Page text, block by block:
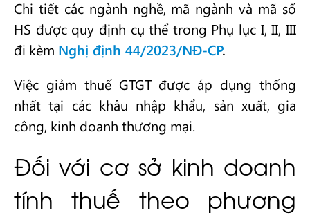
Chi tiết các ngành nghề, mã ngành và mã số
HS được quy định cụ thể trong Phụ lục I, II, III
đi kèm Nghị định 44/2023/NĐ-CP.
Việc giảm thuế GTGT được áp dụng thống
nhất tại các khâu nhập khẩu, sản xuất, gia
công, kinh doanh thương mại.
Đối với cơ sở kinh doanh
tính thuế theo phương